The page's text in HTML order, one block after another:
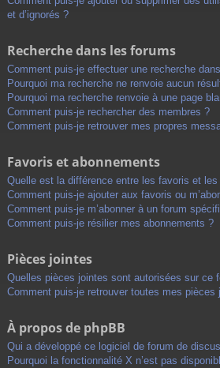
et d’ignorés ?
Recherche dans les forums
Comment puis-je effectuer une recherche
Pourquoi ma recherche ne renvoie aucun
Pourquoi ma recherche renvoie à une page
Comment puis-je rechercher des membres ?
Comment puis-je retrouver mes propres
Favoris et abonnements
Quelle est la différence entre les favoris et
Comment puis-je ajouter aux favoris ou
Comment puis-je m’abonner à un forum
Comment puis-je résilier mes abonnements ?
Pièces jointes
Quelles pièces jointes sont autorisées sur ce
Comment puis-je retrouver toutes mes pièces
À propos de phpBB
Qui a développé ce logiciel de forum de
Pourquoi la fonctionnalité X n’est pas